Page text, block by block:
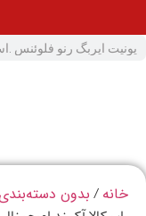
/بدون دسته‌بندی/